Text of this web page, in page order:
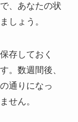
、あなたの状
しょう。
存しておく
。数週間後、
通りになっ
せん。